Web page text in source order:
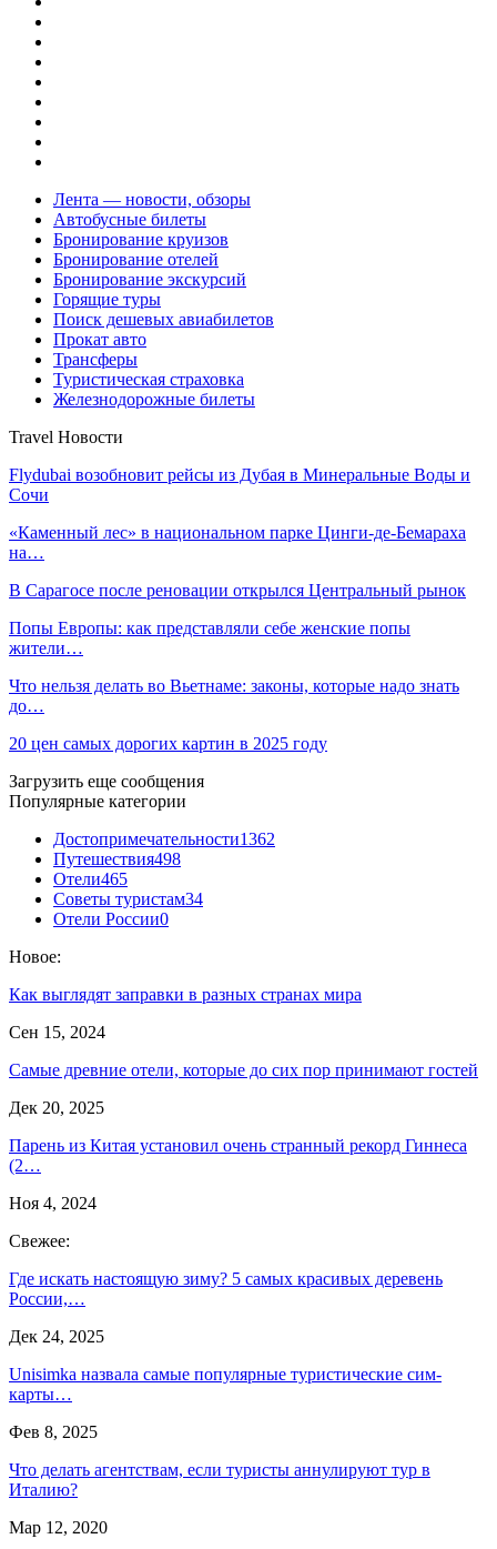
Лента — новости, обзоры
Автобусные билеты
Бронирование круизов
Бронирование отелей
Бронирование экскурсий
Горящие туры
Поиск дешевых авиабилетов
Прокат авто
Трансферы
Туристическая страховка
Железнодорожные билеты
Travel Новости
Flydubai возобновит рейсы из Дубая в Минеральные Воды и
Сочи
«Каменный лес» в национальном парке Цинги-де-Бемараха
на…
В Сарагосе после реновации открылся Центральный рынок
Попы Европы: как представляли себе женские попы
жители…
Что нельзя делать во Вьетнаме: законы, которые надо знать
до…
20 цен самых дорогих картин в 2025 году
Загрузить еще сообщения
Популярные категории
Достопримечательности1362
Путешествия498
Отели465
Советы туристам34
Отели России0
Новое:
Как выглядят заправки в разных странах мира
Сен 15, 2024
Самые древние отели, которые до сих пор принимают гостей
Дек 20, 2025
Парень из Китая установил очень странный рекорд Гиннеса
(2…
Ноя 4, 2024
Свежее:
Где искать настоящую зиму? 5 самых красивых деревень
России,…
Дек 24, 2025
Unisimka назвала самые популярные туристические сим-
карты…
Фев 8, 2025
Что делать агентствам, если туристы аннулируют тур в
Италию?
Мар 12, 2020